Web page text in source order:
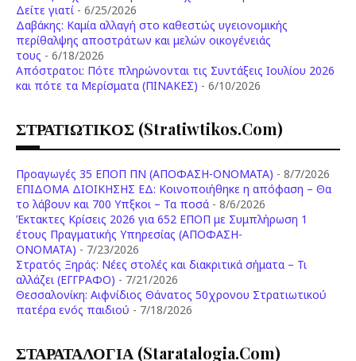
Δείτε γιατί - 6/25/2026
Δαβάκης: Καμία αλλαγή στο καθεστώς υγειονομικής
περίθαλψης αποστράτων και μελών οικογένειάς
τους - 6/18/2026
Aπόστρατοι: Πότε πληρώνονται τις Συντάξεις Ιουλίου 2026
και πότε τα Μερίσματα (ΠΙΝΑΚΕΣ) - 6/10/2026
ΣΤΡΑΤΙΩΤΙΚΟΣ (stratiwtikos.com)
Προαγωγές 35 ΕΠΟΠ ΠΝ (ΑΠΟΦΑΣΗ-ΟΝΟΜΑΤΑ) - 8/7/2026
ΕΠΙΔΟΜΑ ΔΙΟΙΚΗΣΗΣ ΕΔ: Κοινοποιήθηκε η απόφαση – Θα
το λάβουν και 700 Υπξκοι – Τα ποσά - 8/6/2026
Έκτακτες Κρίσεις 2026 για 652 ΕΠΟΠ με Συμπλήρωση 1
έτους Πραγματικής Υπηρεσίας (ΑΠΟΦΑΣΗ-
ONOMATA) - 7/23/2026
Στρατός Ξηράς: Νέες στολές και διακριτικά σήματα – Τι
αλλάζει (ΕΓΓΡΑΦΟ) - 7/21/2026
Θεσσαλονίκη: Αιφνίδιος Θάνατος 50χρονου Στρατιωτικού
πατέρα ενός παιδιού - 7/18/2026
ΣΤΑΡΑΤΑΛΟΓΙΑ (staratalogia.com)